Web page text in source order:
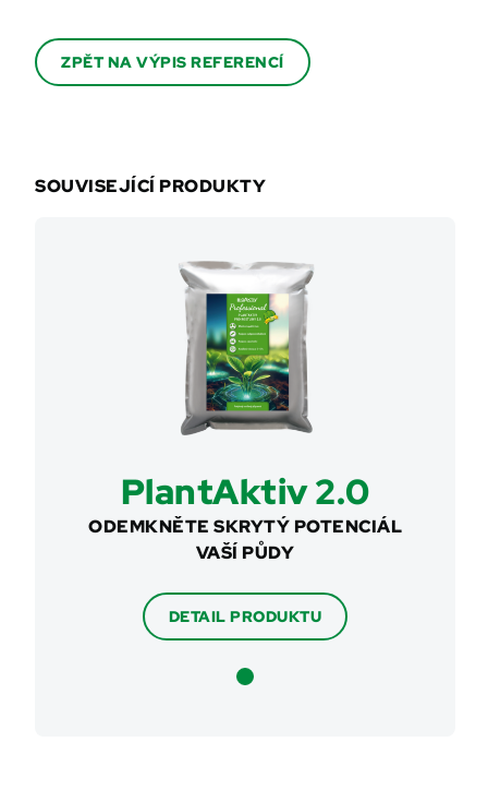
ZPĚT NA VÝPIS REFERENCÍ
SOUVISEJÍCÍ PRODUKTY
PlantAktiv 2.0
ODEMKNĚTE SKRYTÝ POTENCIÁL
VAŠÍ PŮDY
DETAIL PRODUKTU